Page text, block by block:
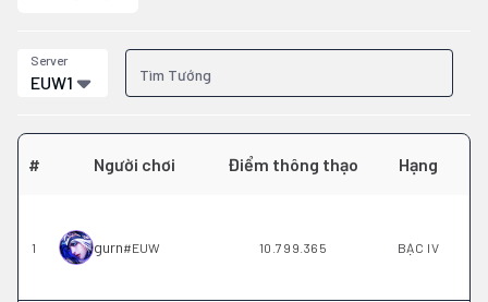
Server
EUW1
# Người chơi Điểm thông thạo Hạng
1 gurn#EUW 10.799.365 BẠC IV